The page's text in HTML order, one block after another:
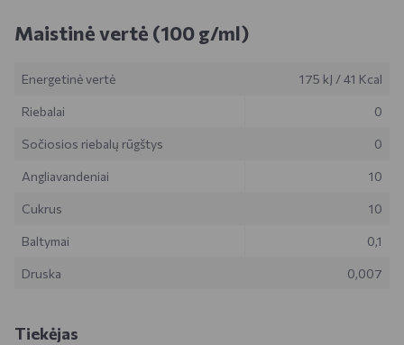
Maistinė vertė (100 g/ml)
Energetinė vertė 175 kJ /41 Kcal
Riebalai 0
Sočiosios riebalų rūgštys 0
Angliavandeniai 10
Cukrus 10
Baltymai 0,1
Druska 0,007
Tiekėjas